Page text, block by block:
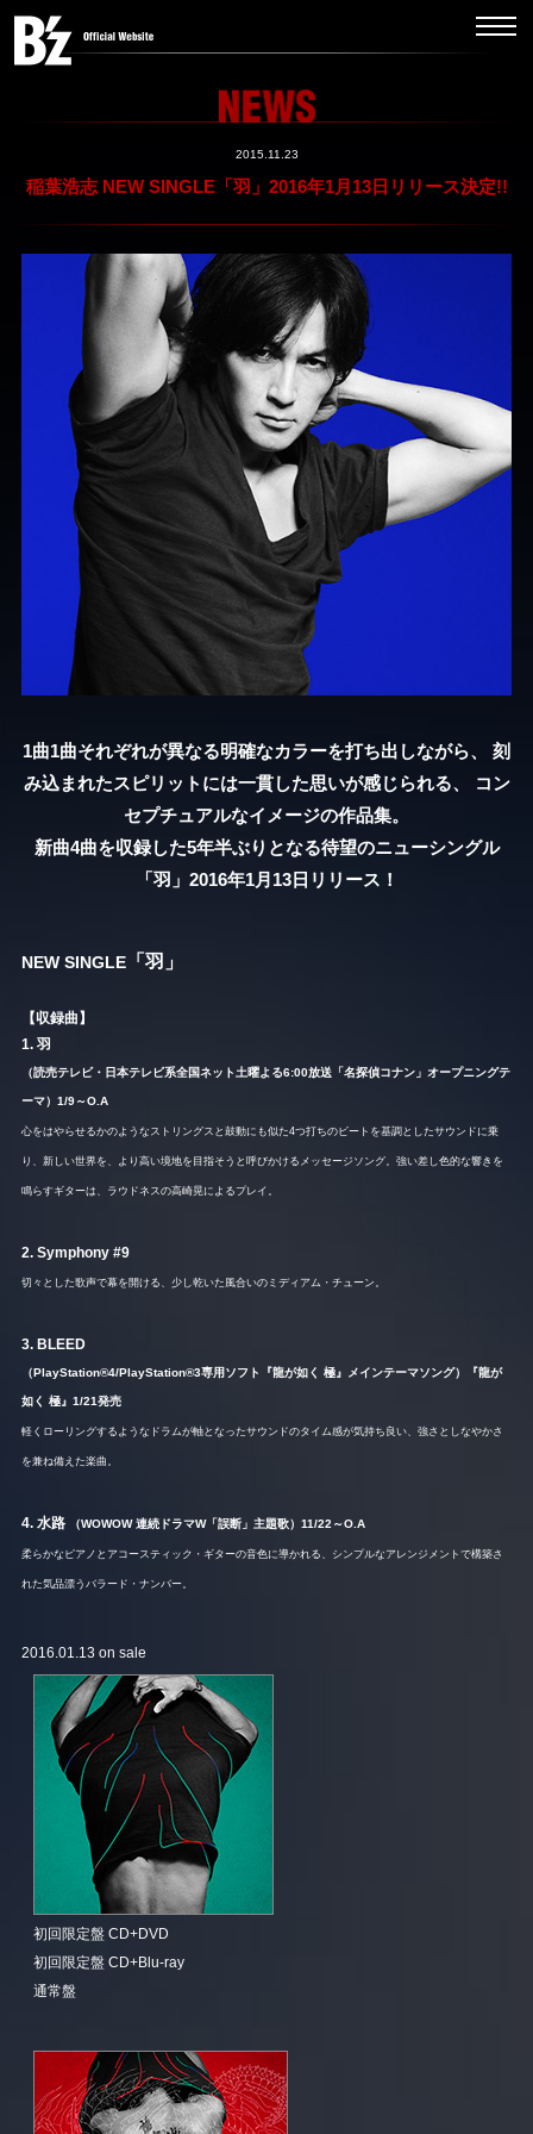
2015.11.23
稲葉浩志 NEW SINGLE「羽」2016年1月13日リリース決定!!
1曲1曲それぞれが異なる明確なカラーを打ち出しながら、
刻
み込まれたスピリットには一貫した思いが感じられる、
コン
セプチュアルなイメージの作品集。
新曲4曲を収録した5年半ぶりとなる待望のニューシングル
「羽」2016年1月13日リリース！
NEW SINGLE「羽」
【収録曲】
1. 羽
（読売テレビ・日本テレビ系全国ネット土曜よる6:00放送「名探偵コナン」オープニングテ
ーマ）1/9～O.A
心をはやらせるかのようなストリングスと鼓動にも似た4つ打ちのビートを基調としたサウンドに乗
り、新しい世界を、より高い境地を目指そうと呼びかけるメッセージソング。強い差し色的な響きを
鳴らすギターは、ラウドネスの高崎晃によるプレイ。
2. Symphony #9
切々とした歌声で幕を開ける、少し乾いた風合いのミディアム・チューン。
3. BLEED
（PlayStation®4/PlayStation®3専用ソフト『龍が如く 極』メインテーマソング）『龍が
如く 極』1/21発売
軽くローリングするようなドラムが軸となったサウンドのタイム感が気持ち良い、強さとしなやかさ
を兼ね備えた楽曲。
4. 水路 （WOWOW 連続ドラマW「誤断」主題歌）11/22～O.A
柔らかなピアノとアコースティック・ギターの音色に導かれる、シンプルなアレンジメントで構築さ
れた気品漂うバラード・ナンバー。
2016.01.13 on sale
初回限定盤 CD+DVD
初回限定盤 CD+Blu-ray
通常盤